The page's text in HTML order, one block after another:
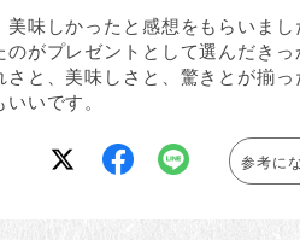
味しかったと感想をもらいまし
がプレゼントとして選んだきっ
と、美味しさと、驚きとが揃っ
いです。
参考に